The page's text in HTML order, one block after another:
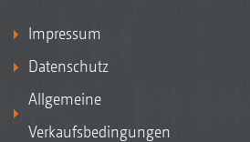
Impressum
Datenschutz
Allgemeine
Verkaufsbedingungen